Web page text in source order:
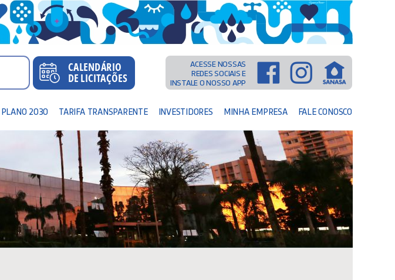
ACESSE NOSSAS
REDES SOCIAIS E
INSTALE O NOSSO APP
PLANO 2030 TARIFA TRANSPARENTE INVESTIDORES MINHA EMPRESA FALE CONOSCO